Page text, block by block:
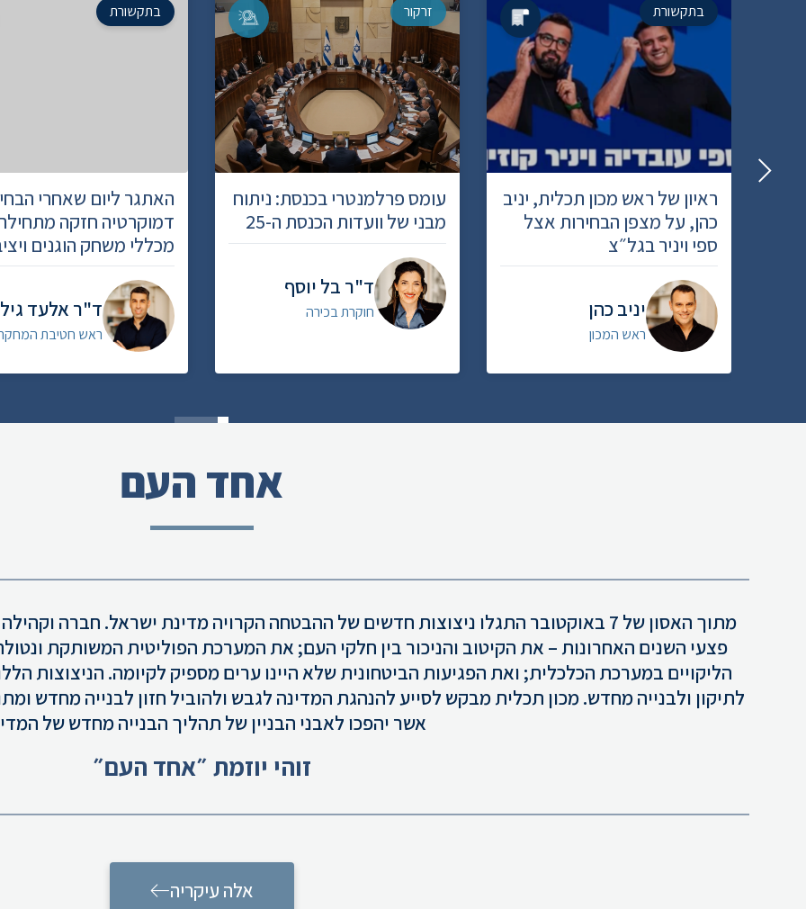
בתקשורת
ראיון של ראש מכון תכלית, יניב
כהן, על מצפן הבחירות אצל
ספי ויניר בגל״צ
יניב כהן
ראש המכון
זרקור
עומס פרלמנטרי בכנסת: ניתוח
מבני של וועדות הכנסת ה-25
ד"ר בל יוסף
חוקרת בכירה
בתקשורת
האתגר ליום שאחרי
דמוקרטיה חזקה
מכללי משחק הוגנים
ד"ר אלעד גיל
ראש חטיבת
אחד העם
מתוך האסון של 7 באוקטובר התגלו ניצוצות חדשים של ההבטחה הקרויה מדינת ישראל.
פצעי השנים האחרונות – את הקיטוב והניכור בין חלקי העם; את המערכת הפוליטית המשותקת
הליקויים במערכת הכלכלית; ואת הפגיעות הביטחונית שלא היינו ערים מספיק לקיומה. הניצוצות
לתיקון ולבנייה מחדש. מכון תכלית מבקש לסייע להנהגת המדינה לגבש ולהוביל חזון לבנייה מחדש
אשר יהפכו לאבני הבניין של תהליך הבנייה מחדש של
זוהי יוזמת ״אחד העם״
אלה עיקריה